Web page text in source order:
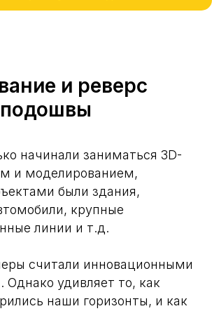
и реверс
начинали заниматься 3D-
и моделированием,
были здания,
крупные
линии и т.д.
считали инновационными
Однако удивляет то, как
наши горизонты, и как